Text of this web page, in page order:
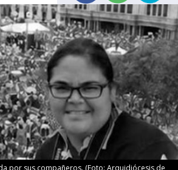
por sus compañeros. (Foto: Arquidiócesis de